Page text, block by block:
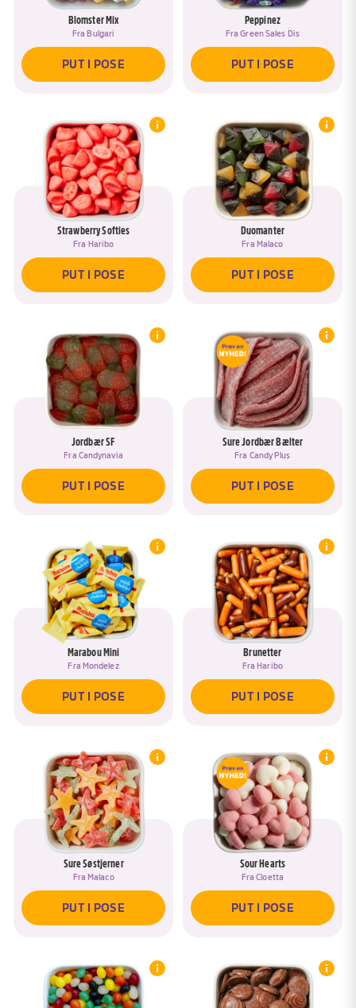
Blomster Mix
Fra Bulgari
PUT I POSE
Peppinez
FraGreen Sales Dis
PUT I POSE
Strawberry Softies
Fra Haribo
PUT I POSE
Duomanter
Fra Malaco
PUT I POSE
Jordbær SF
Fra Candynavia
PUT I POSE
Sure Jordbær Bælter
Fra Candy Plus
PUT I POSE
Marabou Mini
Fra Mondelez
PUT I POSE
Brunetter
Fra Haribo
PUT I POSE
Sure Søstjerner
Fra Malaco
PUT I POSE
Sour Hearts
FraCloetta
PUT I POSE